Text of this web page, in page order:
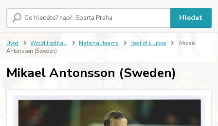
Hledat
Úvod World Football National teams Rest of Europe
Mikael
Antonsson (Sweden)
Mikael Antonsson (Sweden)